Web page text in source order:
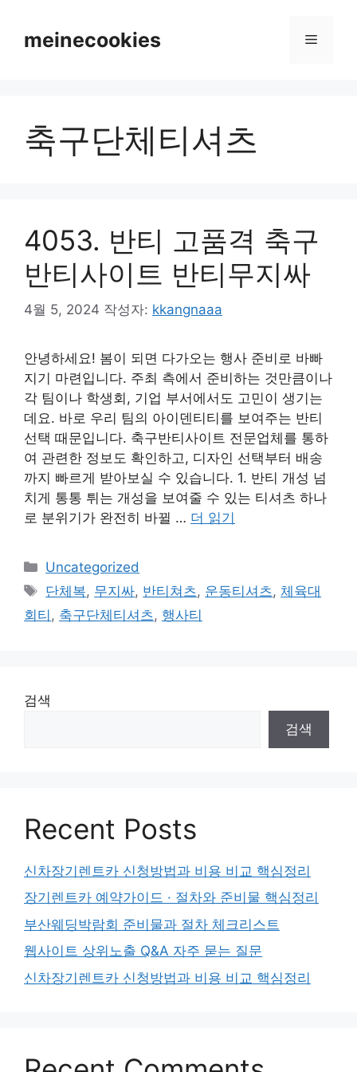
meinecookies 메
축구단체티셔츠
4053. 반티 고품격 축구
반티사이트 반티무지싸
4월 5, 2024 작성자: kkangnaaa
안녕하세요! 봄이 되면 다가오는 행사 준비로 바빠
지기 마련입니다. 주최 측에서 준비하는 것만큼이나
각 팀이나 학생회, 기업 부서에서도 고민이 생기는
데요. 바로 우리 팀의 아이덴티티를 보여주는 반티
선택 때문입니다. 축구반티사이트 전문업체를 통하
여 관련한 정보도 확인하고, 디자인 선택부터 배송
까지 빠르게 받아보실 수 있습니다. 1. 반티 개성 넘
치게 통통 튀는 개성을 보여줄 수 있는 티셔츠 하나
로 분위기가 완전히 바뀔 … 더 읽기
카
테
리
Uncategorized
태
그
단체복, 무지싸, 반티쳐츠, 운동티셔츠, 체육대
회티 , 축구단체티셔츠, 행사티
검색
검색
Recent Posts
신차장기렌트카 신청방법과 비용 비교 핵심정리
장기렌트카 예약가이드 · 절차와 준비물 핵심정리
부산웨딩박람회 준비물과 절차 체크리스트
웹사이트 상위노출 Q&A 자주 묻는 질문
신차장기렌트카 신청방법과 비용 비교 핵심정리